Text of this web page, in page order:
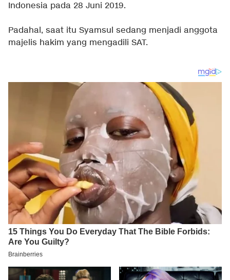
Indonesia pada 28 Juni 2019.
Padahal, saat itu Syamsul sedang menjadi anggota
majelis hakim yang mengadili SAT.